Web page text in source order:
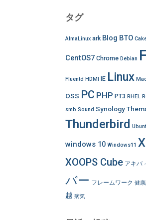
タグ
AlmaLinux ark Blog BTO
CentOS7 Chrome Debian
Fluentd HDMI IE Linux
OSS PC PHP PT3 RHEL
smb Sound Synology
Thunderbird
windows 10 Windows11
XOOPS Cube アキバ
バー フレームワーク 健
越 病気